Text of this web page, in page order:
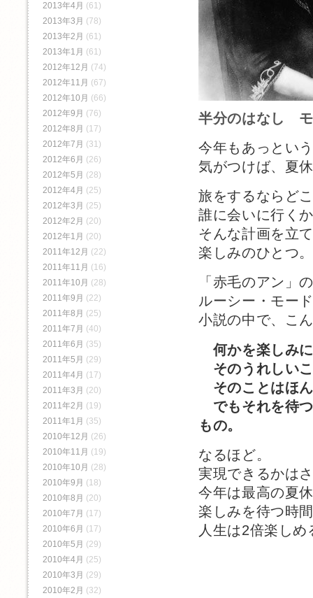
半分のはなし
今年もあっとい
気がつけば、夏
旅をするならど
誰に会いに行く
そんな計画を立
楽しみのひとつ
「赤毛のアン」
ルーシー・モー
小説の中で、こ
何かを楽しみ
そのうれしい
そのことはほ
でもそれを待
もの。
なるほど。
実現できるかは
今年は最高の夏
楽しみを待つ時
人生は2倍楽し
2013年4月 (61)
2013年3月 (78)
2013年2月 (61)
2013年1月 (61)
2012年12月 (74)
2012年11月 (67)
2012年10月 (66)
2012年9月 (76)
2012年8月 (17)
2012年7月 (31)
2012年6月 (26)
2012年5月 (28)
2012年4月 (25)
2012年3月 (25)
2012年2月 (20)
2012年1月 (20)
2011年12月 (22)
2011年11月 (16)
2011年10月 (28)
2011年9月 (22)
2011年8月 (25)
2011年7月 (40)
2011年6月 (35)
2011年5月 (29)
2011年4月 (17)
2011年3月 (20)
2011年2月 (19)
2011年1月 (35)
2010年12月 (26)
2010年11月 (19)
2010年10月 (28)
2010年9月 (18)
2010年8月 (20)
2010年7月 (17)
2010年6月 (17)
2010年5月 (29)
2010年4月 (25)
2010年3月 (29)
2010年2月 (32)